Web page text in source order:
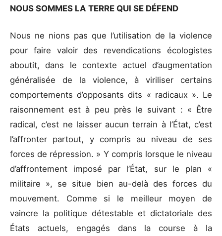
NOUS SOMMES LA TERRE QUI SE DÉFEND
Nous ne nions pas que l’utilisation de la violence
pour faire valoir des revendications écologistes
aboutit, dans le contexte actuel d’augmentation
généralisée de la violence, à viriliser certains
comportements d’opposants dits « radicaux ». Le
raisonnement est à peu près le suivant : « Être
radical, c’est ne laisser aucun terrain à l’État, c’est
l’affronter partout, y compris au niveau de ses
forces de répression. » Y compris lorsque le niveau
d’affrontement imposé par l’État, sur le plan «
militaire », se situe bien au-delà des forces du
mouvement. Comme si le meilleur moyen de
vaincre la politique détestable et dictatoriale des
États actuels, engagés dans la course à la